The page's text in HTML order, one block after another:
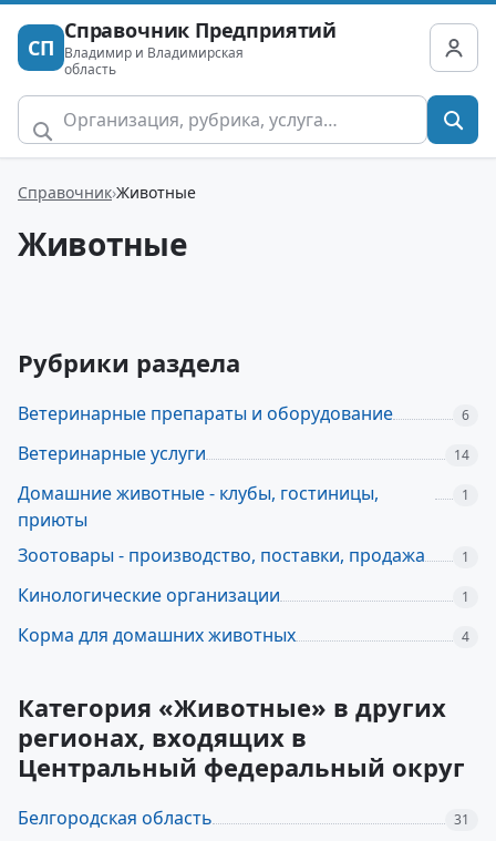
СП
Справочник Предприятий
Владимир и Владимирская
область
Справочник Животные
Животные
Рубрики раздела
Ветеринарные препараты и оборудование 6
Ветеринарные услуги 14
Домашние животные - клубы, гостиницы,
приюты
1
Зоотовары - производство, поставки, продажа 1
Кинологические организации 1
Корма для домашних животных 4
Категория «Животные» в других
регионах, входящих в
Центральный федеральный округ
Белгородская область 31